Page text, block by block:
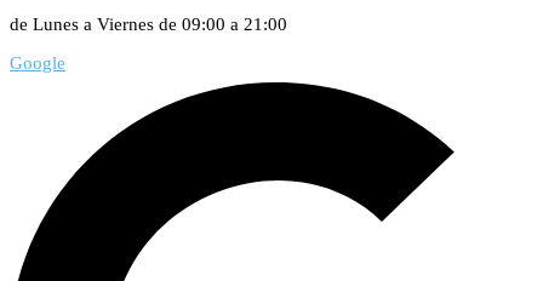
de Lunes a Viernes de 09:00 a 21:00
Google